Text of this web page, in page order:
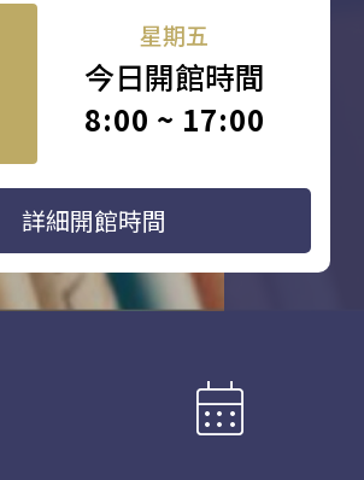
星期五
今日開館時間
8:00 ~ 17:00
詳細開館時間
calendar_month